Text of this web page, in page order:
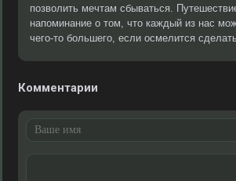
позволить мечтам сбываться.
напоминание о том, что каждый из нас
чего-то большего, если осмелится
Комментарии